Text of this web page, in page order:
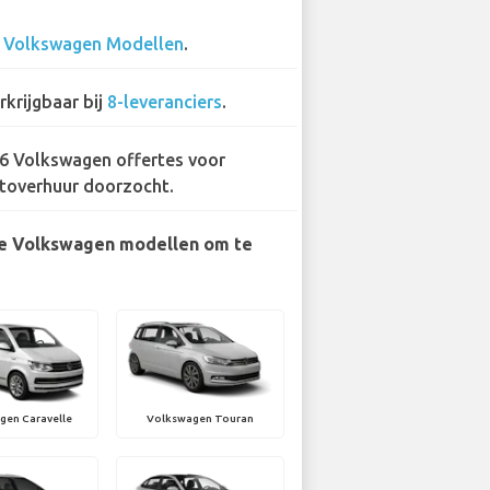
Volkswagen Modellen.
bij 8-leveranciers.
Volkswagen offertes voor
doorzocht.
Volkswagen modellen om te
Caravelle Volkswagen Touran